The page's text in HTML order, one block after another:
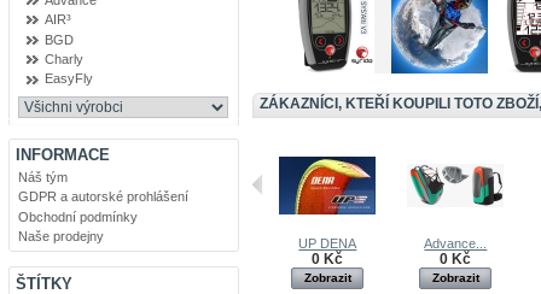
AIR³
BGD
Charly
EasyFly
INFORMACE
Náš tým
GDPR a autorské prohlášení
Obchodní podmínky
Naše prodejny
ŠTÍTKY
ZÁKAZNÍCI, KTEŘÍ KOUPILI TOTO
UP DENA
0 Kč
Zobrazit
Advance...
0 Kč
Zobrazit